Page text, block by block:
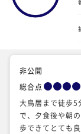
非公開
総合点
大鳥居まで徒歩5
で、夕食後や朝
歩できてとても